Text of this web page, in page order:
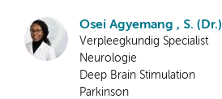
Osei Agyemang , S. (Dr.)
Verpleegkundig Specialist
Neurologie
Deep Brain Stimulation
Parkinson